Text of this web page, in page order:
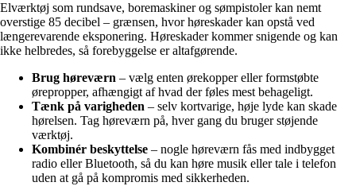
Elværktøj som rundsave, boremaskiner og sømpistoler kan nemt
overstige 85 decibel – grænsen, hvor høreskader kan opstå ved
længerevarende eksponering. Høreskader kommer snigende og kan
ikke helbredes, så forebyggelse er altafgørende.
Brug høreværn – vælg enten ørekopper eller formstøbte
ørepropper, afhængigt af hvad der føles mest behageligt.
Tænk på varigheden – selv kortvarige, høje lyde kan skade
hørelsen. Tag høreværn på, hver gang du bruger støjende
værktøj.
Kombinér beskyttelse – nogle høreværn fås med indbygget
radio eller Bluetooth, så du kan høre musik eller tale i telefon
uden at gå på kompromis med sikkerheden.